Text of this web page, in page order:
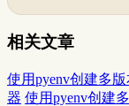
相关文章
使用pyenv创建多版
器 使用pyenv创建